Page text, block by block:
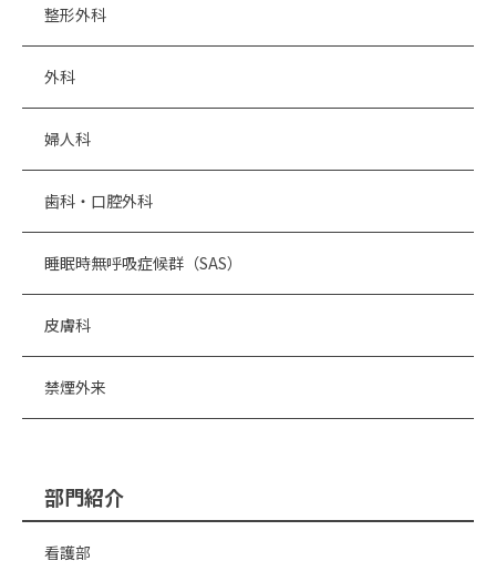
整形外科
外科
婦人科
歯科・口腔外科
睡眠時無呼吸症候群（SAS）
皮膚科
禁煙外来
部門紹介
看護部